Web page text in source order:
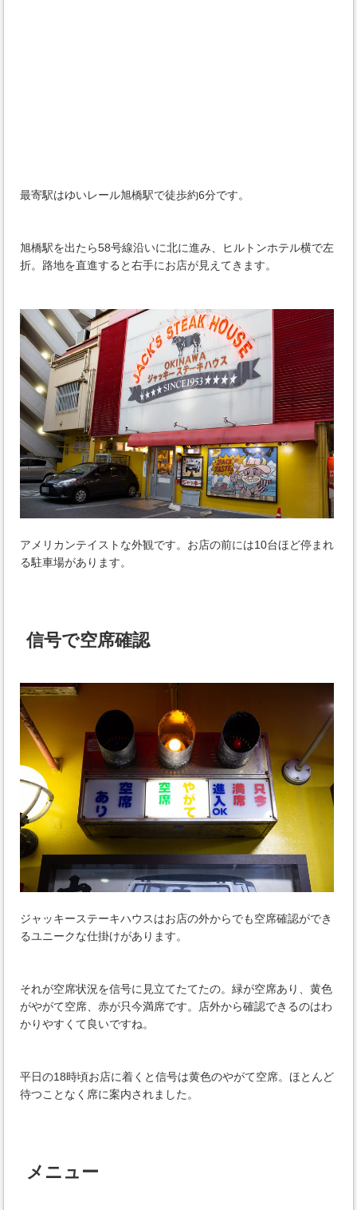
最寄駅はゆいレール旭橋駅で徒歩約6分です。
旭橋駅を出たら58号線沿いに北に進み、ヒルトンホテル横で左
折。路地を直進すると右手にお店が見えてきます。
アメリカンテイストな外観です。お店の前には10台ほど停まれ
る駐車場があります。
信号で空席確認
ジャッキーステーキハウスはお店の外からでも空席確認ができ
るユニークな仕掛けがあります。
それが空席状況を信号に見立てたてたの。緑が空席あり、黄色
がやがて空席、赤が只今満席です。店外から確認できるのはわ
かりやすくて良いですね。
平日の18時頃お店に着くと信号は黄色のやがて空席。ほとんど
待つことなく席に案内されました。
メニュー